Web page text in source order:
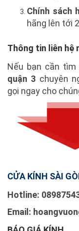
Chính sách
hãng lên tới
Thông tin liên hệ
Nếu bạn cần
quận 3 chuyên
gọi ngay cho
CỬA KÍNH SÀI
Hotline:
Email: